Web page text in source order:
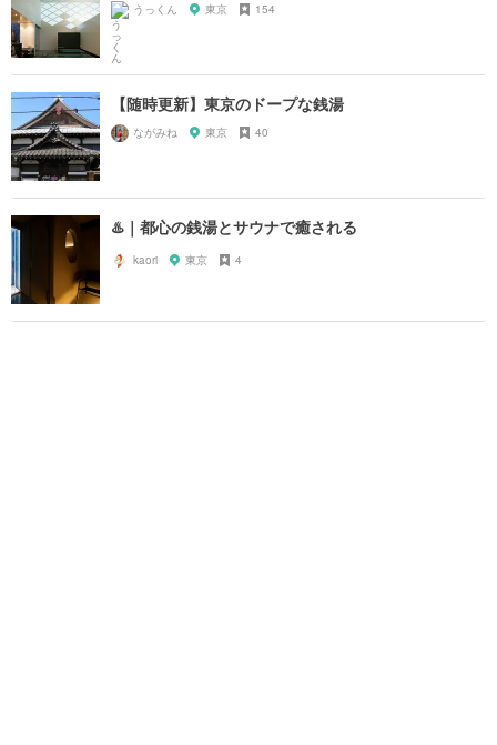
うっくん 東京 154
【随時更新】東京のドープな銭湯
ながみね 東京 40
♨️｜都心の銭湯とサウナで癒される
kaori 東京 4